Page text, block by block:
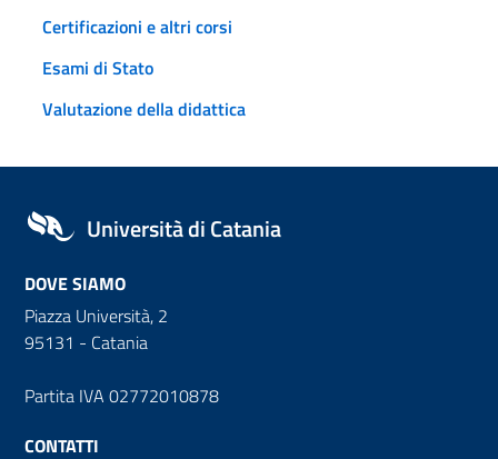
Certificazioni e altri corsi
Esami di Stato
Valutazione della didattica
Università di Catania
DOVE SIAMO
Piazza Università, 2
95131 - Catania
Partita IVA 02772010878
CONTATTI